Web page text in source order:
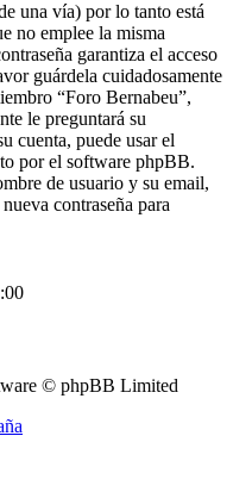
una vía) por lo tanto está
no emplee la misma
garantiza el acceso
guárdela cuidadosamente
“Foro Bernabeu”,
le preguntará su
cuenta, puede usar el
por el software phpBB.
de usuario y su email,
contraseña para
© phpBB Limited